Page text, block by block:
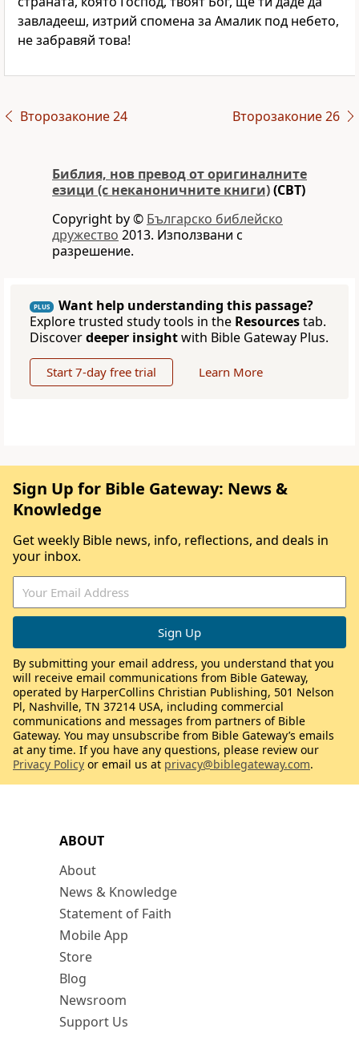
завладееш, изтрий спомена за Амалик под небето,
не забравяй това!
Второзаконие 24 Второзаконие 26
Библия, нов превод от оригиналните
езици (с неканоничните книги)(CBT)
Copyright by © Българско библейско
дружество 2013. Използвани с
разрешение.
PLUS
Want help understanding this passage?
Explore trusted study tools in the Resourcestab.
Discoverdeeper insightwith Bible Gateway Plus.
Start 7-day free trial Learn More
ABOUT
About
News & Knowledge
Statement of Faith
Mobile App
Store
Blog
Newsroom
Support Us
Sign Up for Bible Gateway: News &
Knowledge
Get weekly Bible news, info, reflections, and deals in
your inbox.
By submitting your email address, you understand that you
will receive email communications from Bible Gateway,
operated by HarperCollins Christian Publishing, 501 Nelson
Pl, Nashville, TN 37214 USA, including commercial
communications and messages from partners of Bible
Gateway. You may unsubscribe from Bible Gateway’s emails
at any time. If you have any questions, please review our
Privacy Policy or email us at privacy@biblegateway.com.